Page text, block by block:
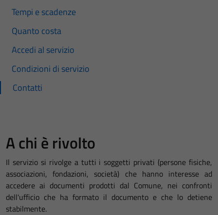
Tempi e scadenze
Quanto costa
Accedi al servizio
Condizioni di servizio
Contatti
A chi è rivolto
Il servizio si rivolge a tutti i soggetti privati (persone fisiche,
associazioni, fondazioni, società) che hanno interesse ad
accedere ai documenti prodotti dal Comune, nei confronti
dell'ufficio che ha formato il documento e che lo detiene
stabilmente.